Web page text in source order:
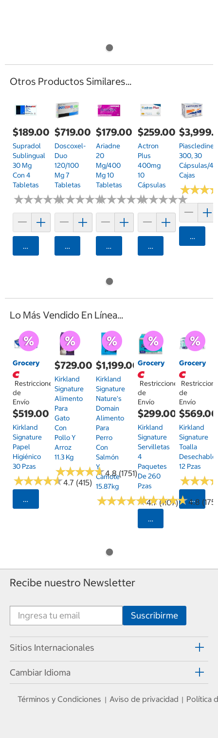
Otros Productos Similares...
$189.00
Supradol
Sublingual
30 Mg
Con 4
Tabletas
★★★★★
★★★★★
Agregar
$719.00
Doscoxel-
Duo
120/100
Mg 7
Tabletas
★★★★★
★★★★★
Agregar
$179.00
Ariadne
20
Mg/400
Mg 10
Tabletas
★★★★★
★★★★★
Agregar
$259.00
Actron
Plus
400mg
10
Cápsulas
★★★★★
★★★★★
Agregar
Piascledine
300, 30
Cápsulas/4
Cajas
★★★
★★★
Lo Más Vendido En Línea...
Grocery
Restricciones
de
Envío
$519.00
Kirkland
Signature
Papel
Higiénico
30 Pzas
★★★★★
★★★★★4.7 (415)
Seleccionar Código Postal
$729.00
Kirkland
Signature
Alimento
Para
Gato
Con
Pollo Y
Arroz
11.3 Kg
★★★★★
★★★★★4.8 (1751)
$1,199.00
Kirkland
Signature
Nature's
Domain
Alimento
Para
Perro
Con
Salmón
Y
Camote
15.87kg
★★★★★
★★★★★4.7 (1107)
Grocery
Restricciones
de
Envío
$299.00
Kirkland
Signature
Servilletas
4
Paquetes
De 260
Pzas
★★★★★
★★★★★4.8 (175)
Seleccionar
Grocery
de
Envío
$569.00
Kirkland
Signature
Toalla
Desechable
12 Pzas
★★★
★★★
Recibe nuestro Newsletter
Sitios Internacionales
Cambiar Idioma
Términos y Condiciones | Aviso de privacidad | Política